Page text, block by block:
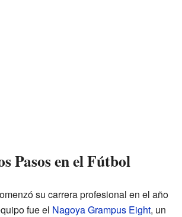
Pasos en el Fútbol
su carrera profesional en el año
fue el Nagoya Grampus Eight, un